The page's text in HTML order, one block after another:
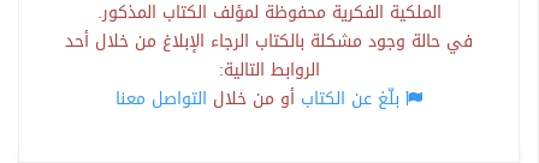
الملكية الفكرية محفوظة لمؤلف الكتاب المذكور.
في حالة وجود مشكلة بالكتاب الرجاء الإبلاغ من خلال أحد
الروابط التالية:
بلّغ عن الكتاب أو من خلال التواصل معنا